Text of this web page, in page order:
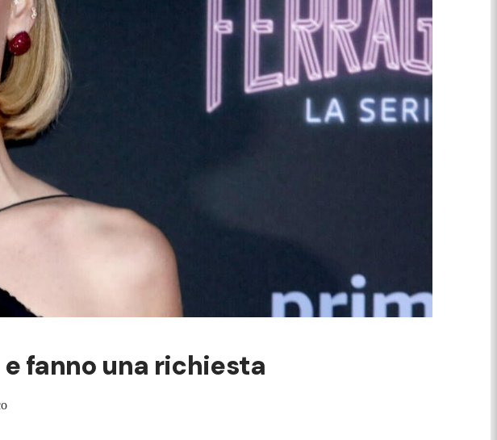
fanno una richiesta